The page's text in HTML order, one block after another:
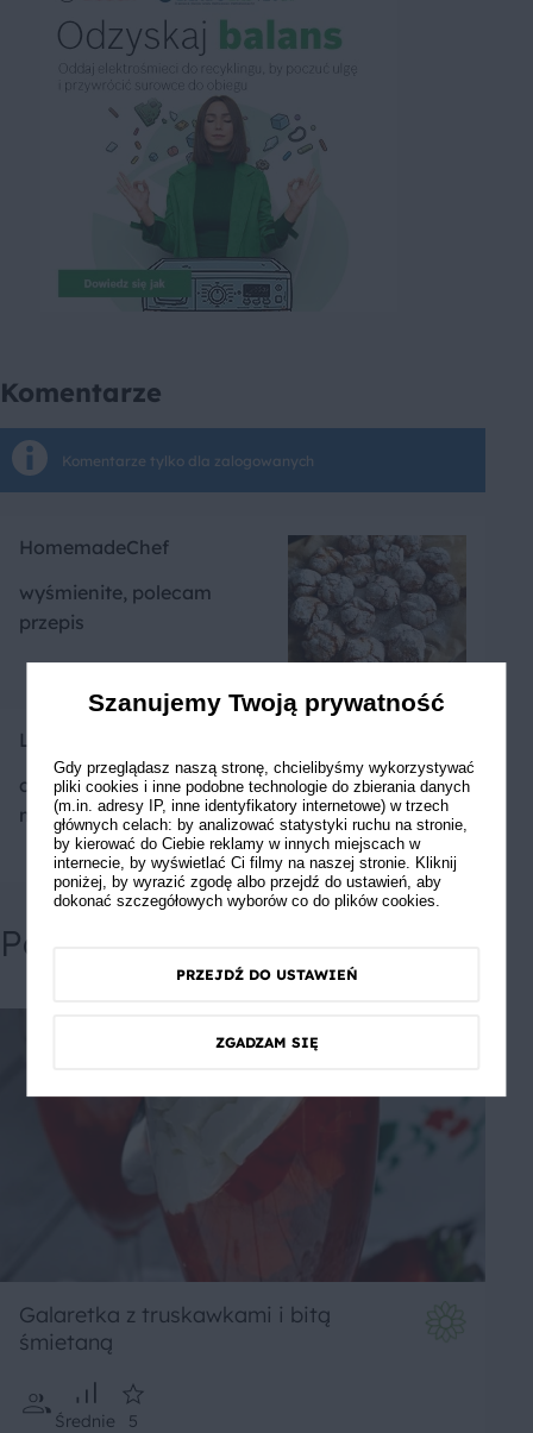
Komentarze
Komentarze tylko dla zalogowanych
HomemadeChef
wyśmienite, polecam
przepis
Lalaxo
chrupkie, smaczne,
migdałowe. pyszne
Powiązane przepisy
Galaretka z truskawkami i bitą
śmietaną
Średnie 5
Szanujemy Twoją prywatność
Gdy przeglądasz naszą stronę, chcielibyśmy wykorzystywać
pliki cookies i inne podobne technologie do zbierania danych
(m.in. adresy IP, inne identyfikatory internetowe) w trzech
głównych celach: by analizować statystyki ruchu na stronie,
by kierować do Ciebie reklamy w innych miejscach w
internecie, by wyświetlać Ci filmy na naszej stronie. Kliknij
poniżej, by wyrazić zgodę albo przejdź do ustawień, aby
dokonać szczegółowych wyborów co do plików cookies.
PRZEJDŹ DO USTAWIEŃ
ZGADZAM SIĘ